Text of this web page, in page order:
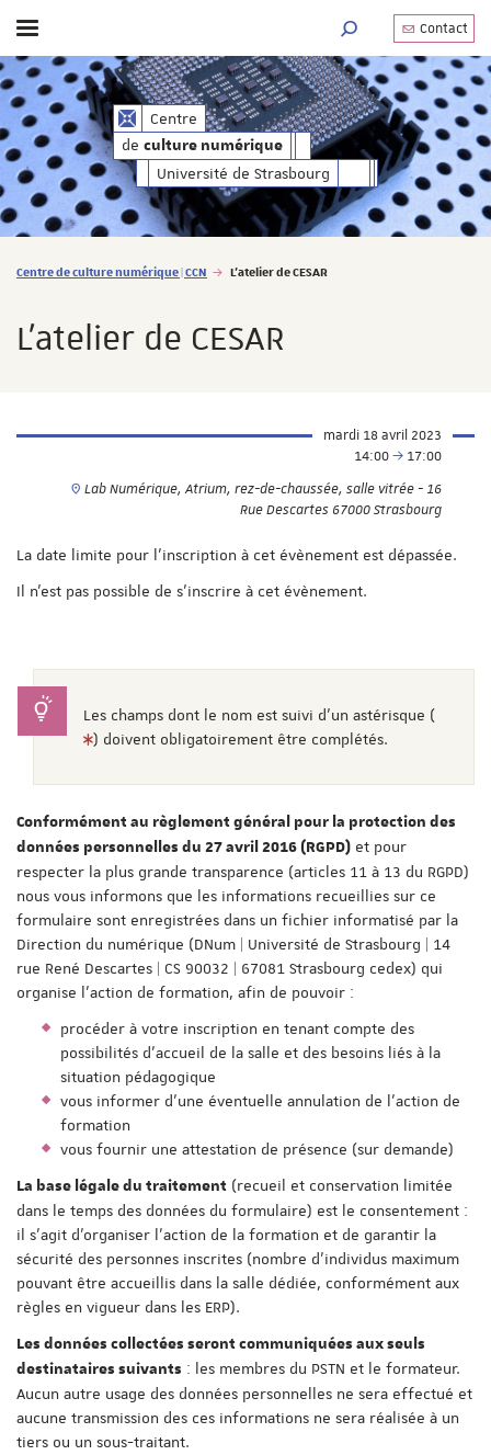
Centredeculture numérique
de culture numérique
Université de Strasbourg
Afficher / masquer le menu MOTEUR DE
Contact
Vous êtes ici :
Centre de culture numérique | CCN L'atelier de CESAR
L'atelier de CESAR
mardi 18 avril 2023
14:00
17:00
Lab Numérique, Atrium, rez-de-chaussée, salle vitrée - 16
Rue Descartes 67000 Strasbourg
La date limite pour l'inscription à cet évènement est dépassée.
Il n'est pas possible de s'inscrire à cet évènement.
Les champs dont le nom est suivi d'un astérisque (
) doivent obligatoirement être complétés.
Conformément au règlement général pour la protection des
données personnelles du 27 avril 2016 (RGPD) et pour
respecter la plus grande transparence (articles 11 à 13 du RGPD)
nous vous informons que les informations recueillies sur ce
formulaire sont enregistrées dans un fichier informatisé par la
Direction du numérique (DNum | Université de Strasbourg | 14
rue René Descartes | CS 90032 | 67081 Strasbourg cedex) qui
organise l'action de formation, afin de pouvoir :
procéder à votre inscription en tenant compte des
possibilités d'accueil de la salle et des besoins liés à la
situation pédagogique
vous informer d'une éventuelle annulation de l'action de
formation
vous fournir une attestation de présence (sur demande)
La base légale du traitement (recueil et conservation limitée
dans le temps des données du formulaire) est le consentement :
il s'agit d'organiser l'action de la formation et de garantir la
sécurité des personnes inscrites (nombre d'individus maximum
pouvant être accueillis dans la salle dédiée, conformément aux
règles en vigueur dans les ERP).
Les données collectées seront communiquées aux seuls
destinataires suivants : les membres du PSTN et le formateur.
Aucun autre usage des données personnelles ne sera effectué et
aucune transmission des ces informations ne sera réalisée à un
tiers ou un sous-traitant.